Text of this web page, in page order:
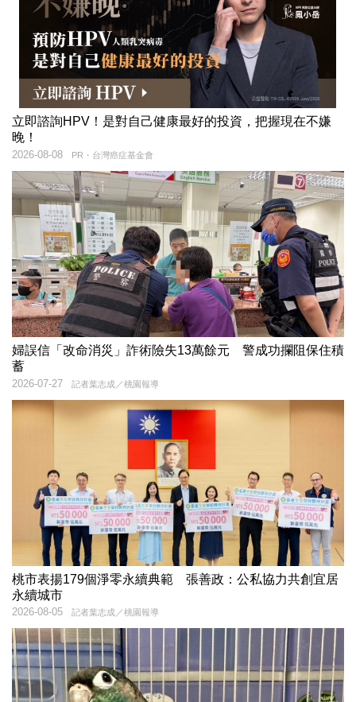
立即諮詢HPV！是對自己健康最好的投資，把握現在不嫌
晚！
PR・台灣癌症基金會
2026-08-08
婦誤信「改命消災」詐術險失13萬餘元 警成功攔阻保住積
蓄
記者葉志成／桃園報導
2026-07-27
桃市表揚179個淨零永續典範 張善政：公私協力共創宜居
永續城市
記者葉志成／桃園報導
2026-08-05